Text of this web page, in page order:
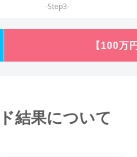
-Step3-
【100万
結果について